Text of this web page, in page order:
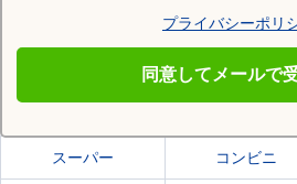
プライバシーポリ
同意してメールで
塩竈市の施設一覧
スーパー コンビニ